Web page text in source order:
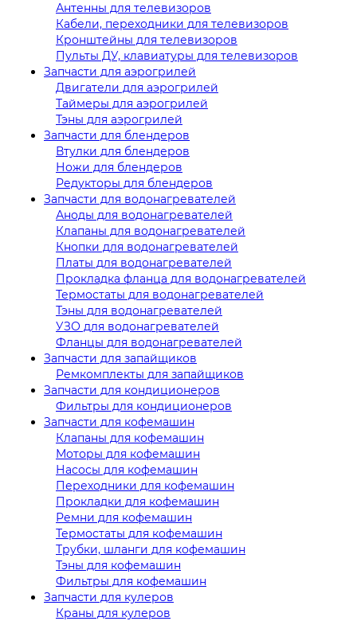
Антенны для телевизоров
Кабели, переходники для телевизоров
Кронштейны для телевизоров
Пульты ДУ, клавиатуры для телевизоров
Запчасти для аэрогрилей
Двигатели для аэрогрилей
Таймеры для аэрогрилей
Тэны для аэрогрилей
Запчасти для блендеров
Втулки для блендеров
Ножи для блендеров
Редукторы для блендеров
Запчасти для водонагревателей
Аноды для водонагревателей
Клапаны для водонагревателей
Кнопки для водонагревателей
Платы для водонагревателей
Прокладка фланца для водонагревателей
Термостаты для водонагревателей
Тэны для водонагревателей
УЗО для водонагревателей
Фланцы для водонагревателей
Запчасти для запайщиков
Ремкомплекты для запайщиков
Запчасти для кондиционеров
Фильтры для кондиционеров
Запчасти для кофемашин
Клапаны для кофемашин
Моторы для кофемашин
Насосы для кофемашин
Переходники для кофемашин
Прокладки для кофемашин
Ремни для кофемашин
Термостаты для кофемашин
Трубки, шланги для кофемашин
Тэны для кофемашин
Фильтры для кофемашин
Запчасти для кулеров
Краны для кулеров